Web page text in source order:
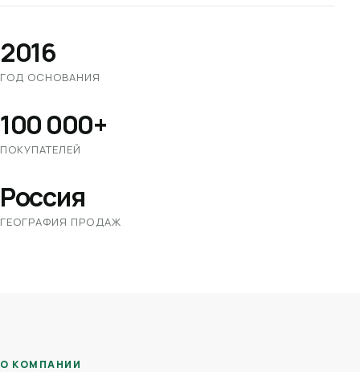
2016
ГОД ОСНОВАНИЯ
100 000+
ПОКУПАТЕЛЕЙ
Россия
ГЕОГРАФИЯ ПРОДАЖ
О КОМПАНИИ